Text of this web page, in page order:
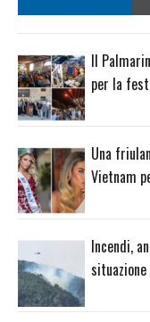
Il
per la
Una
Vietnam
Incendi,
situazione